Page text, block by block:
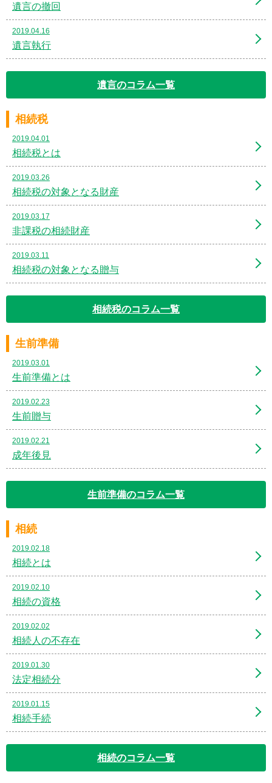
遺言の撤回
2019.04.16
遺言執行
遺言のコラム一覧
相続税
2019.04.01
相続税とは
2019.03.26
相続税の対象となる財産
2019.03.17
非課税の相続財産
2019.03.11
相続税の対象となる贈与
相続税のコラム一覧
生前準備
2019.03.01
生前準備とは
2019.02.23
生前贈与
2019.02.21
成年後見
生前準備のコラム一覧
相続
2019.02.18
相続とは
2019.02.10
相続の資格
2019.02.02
相続人の不存在
2019.01.30
法定相続分
2019.01.15
相続手続
相続のコラム一覧